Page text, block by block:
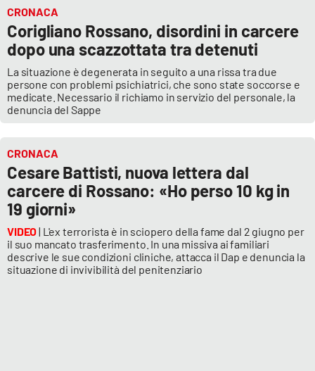
CRONACA
Corigliano Rossano, disordini in carcere
dopo una scazzottata tra detenuti
La situazione è degenerata in seguito a una rissa tra due
persone con problemi psichiatrici, che sono state soccorse e
medicate. Necessario il richiamo in servizio del personale, la
denuncia del Sappe
CRONACA
Cesare Battisti, nuova lettera dal
carcere di Rossano: «Ho perso 10 kg in
19 giorni»
VIDEO| L'ex terrorista è in sciopero della fame dal 2 giugno per
il suo mancato trasferimento. In una missiva ai familiari
descrive le sue condizioni cliniche, attacca il Dap e denuncia la
situazione di invivibilità del penitenziario